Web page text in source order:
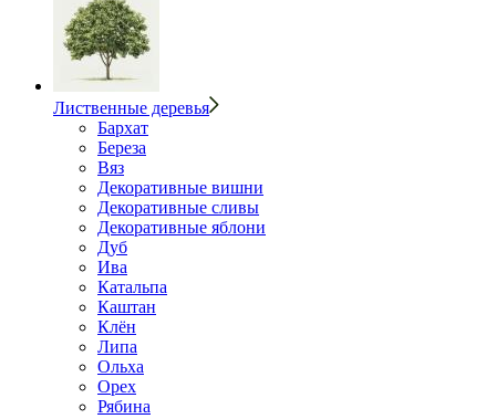
Лиственные деревья
Бархат
Береза
Вяз
Декоративные вишни
Декоративные сливы
Декоративные яблони
Дуб
Ива
Катальпа
Каштан
Клён
Липа
Ольха
Орех
Рябина